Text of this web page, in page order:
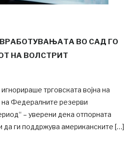
ВО САД ГО
НА ВОЛСТРИТ
трговската војна на
Федералните резерви
– уверени дека отпорната
да ги поддржува американските […]